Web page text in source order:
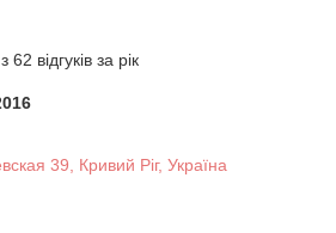
відгуків за рік
39, Кривий Ріг, Україна